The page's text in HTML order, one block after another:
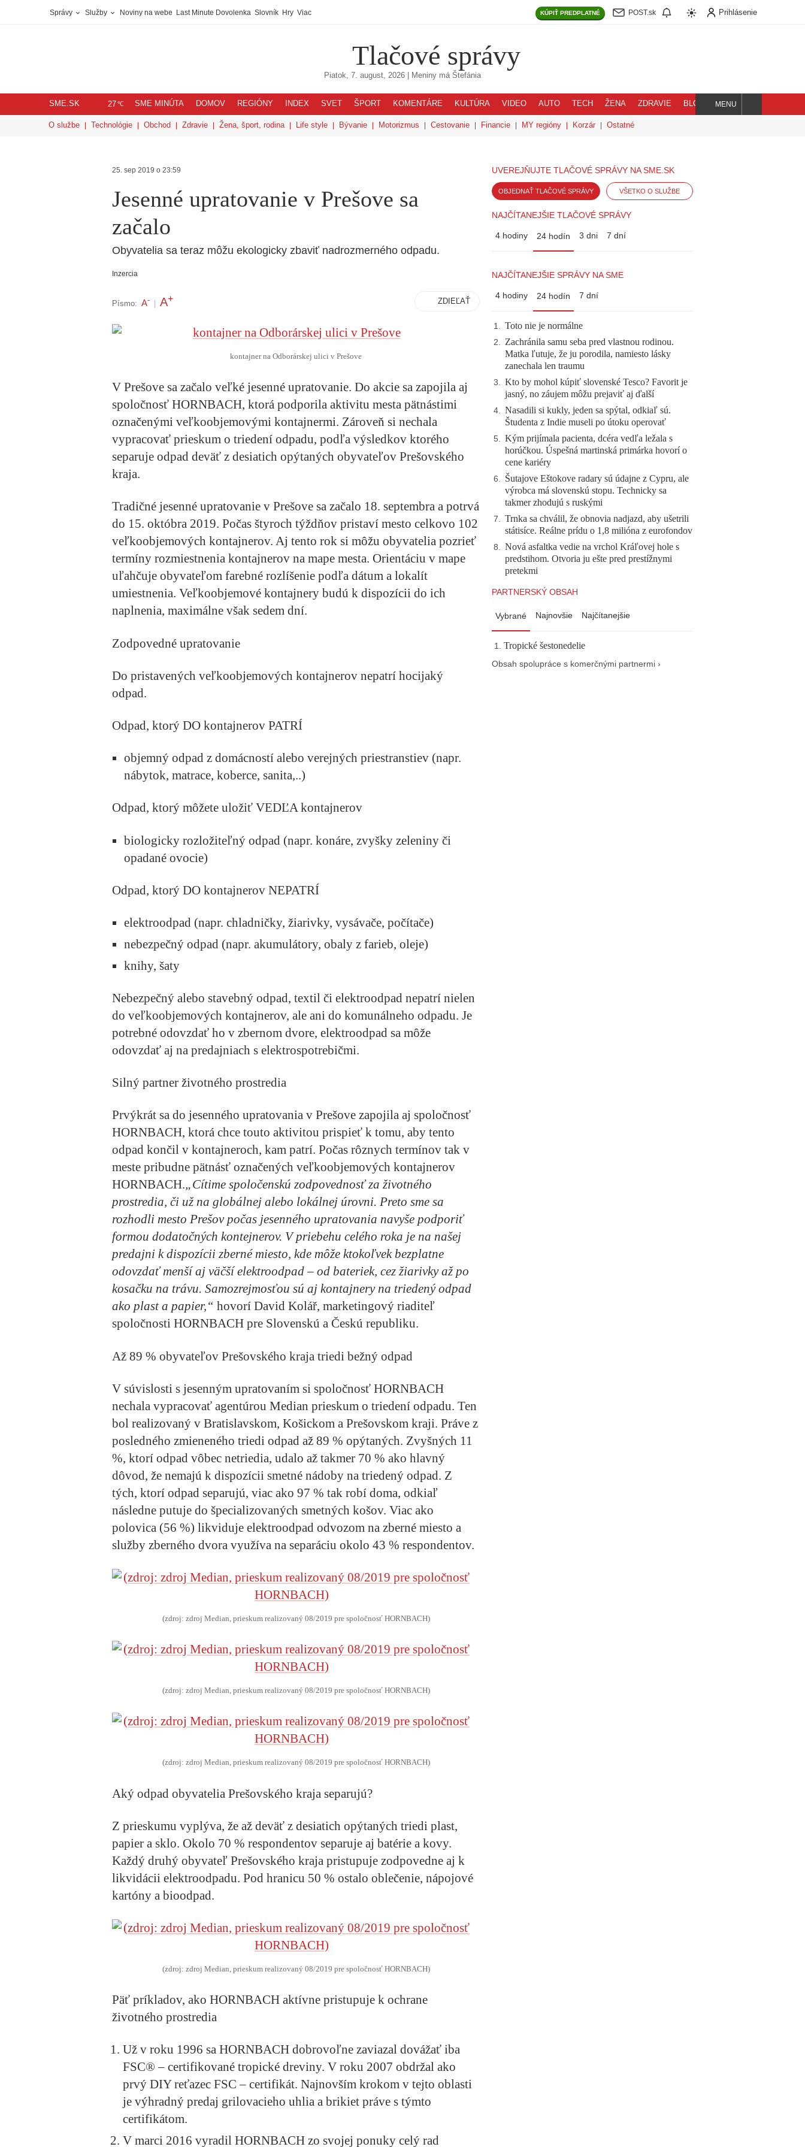
Správy Služby Noviny na webe Last Minute Dovolenka Slovník Hry Viac KÚPIŤ PREDPLATNÉ POST.sk Prihlásenie
Tlačové správy
Piatok, 7. august, 2026 | Meniny má Štefánia
SME.SK 27℃ SME MINÚTA DOMOV REGIÓNY INDEX SVET ŠPORT KOMENTÁRE KULTÚRA VIDEO AUTO TECH ŽENA ZDRAVIE BLOG
Hľadaj
MENU
O službe Technológie Obchod Zdravie Žena, šport, rodina Life style Bývanie Motorizmus Cestovanie Financie MY regióny Korzár Ostatné
25. sep 2019 o 23:59
Jesenné upratovanie v Prešove sa
začalo
Obyvatelia sa teraz môžu ekologicky zbaviť nadrozmerného odpadu.
Inzercia
Písmo: A- A+ ZDIEĽAŤ
kontajner na Odborárskej ulici v Prešove
V Prešove sa začalo veľké jesenné upratovanie. Do akcie sa zapojila aj
spoločnosť HORNBACH, ktorá podporila aktivitu mesta pätnástimi
označenými veľkoobjemovými kontajnermi. Zároveň si nechala
vypracovať prieskum o triedení odpadu, podľa výsledkov ktorého
separuje odpad deväť z desiatich opýtaných obyvateľov Prešovského
kraja.
Tradičné jesenné upratovanie v Prešove sa začalo 18. septembra a potrvá
do 15. októbra 2019. Počas štyroch týždňov pristaví mesto celkovo 102
veľkoobjemových kontajnerov. Aj tento rok si môžu obyvatelia pozrieť
termíny rozmiestnenia kontajnerov na mape mesta. Orientáciu v mape
uľahčuje obyvateľom farebné rozlíšenie podľa dátum a lokalít
umiestnenia. Veľkoobjemové kontajnery budú k dispozícii do ich
naplnenia, maximálne však sedem dní.
Zodpovedné upratovanie
Do pristavených veľkoobjemových kontajnerov nepatrí hocijaký
odpad.
Odpad, ktorý DO kontajnerov PATRÍ
objemný odpad z domácností alebo verejných priestranstiev (napr.
nábytok, matrace, koberce, sanita,..)
Odpad, ktorý môžete uložiť VEDĽA kontajnerov
biologicky rozložiteľný odpad (napr. konáre, zvyšky zeleniny či
opadané ovocie)
Odpad, ktorý DO kontajnerov NEPATRÍ
elektroodpad (napr. chladničky, žiarivky, vysávače, počítače)
nebezpečný odpad (napr. akumulátory, obaly z farieb, oleje)
knihy, šaty
Nebezpečný alebo stavebný odpad, textil či elektroodpad nepatrí nielen
do veľkoobjemových kontajnerov, ale ani do komunálneho odpadu. Je
potrebné odovzdať ho v zbernom dvore, elektroodpad sa môže
odovzdať aj na predajniach s elektrospotrebičmi.
Silný partner životného prostredia
Prvýkrát sa do jesenného upratovania v Prešove zapojila aj spoločnosť
HORNBACH, ktorá chce touto aktivitou prispieť k tomu, aby tento
odpad končil v kontajneroch, kam patrí. Počas rôznych termínov tak v
meste pribudne pätnásť označených veľkoobjemových kontajnerov
HORNBACH.„Cítime spoločenskú zodpovednosť za životného
prostredia, či už na globálnej alebo lokálnej úrovni. Preto sme sa
rozhodli mesto Prešov počas jesenného upratovania navyše podporiť
formou dodatočných kontejnerov. V priebehu celého roka je na našej
predajni k dispozícii zberné miesto, kde môže ktokoľvek bezplatne
odovzdať menší aj väčší elektroodpad – od bateriek, cez žiarivky až po
kosačku na trávu. Samozrejmosťou sú aj kontajnery na triedený odpad
ako plast a papier,“ hovorí David Kolář, marketingový riaditeľ
spoločnosti HORNBACH pre Slovenskú a Českú republiku.
Až 89 % obyvateľov Prešovského kraja triedi bežný odpad
V súvislosti s jesenným upratovaním si spoločnosť HORNBACH
nechala vypracovať agentúrou Median prieskum o triedení odpadu. Ten
bol realizovaný v Bratislavskom, Košickom a Prešovskom kraji. Práve z
posledného zmieneného triedi odpad až 89 % opýtaných. Zvyšných 11
%, ktorí odpad vôbec netriedia, udalo až takmer 70 % ako hlavný
dôvod, že nemajú k dispozícii smetné nádoby na triedený odpad. Z
tých, ktorí odpad separujú, viac ako 97 % tak robí doma, odkiaľ
následne putuje do špecializovaných smetných košov. Viac ako
polovica (56 %) likviduje elektroodpad odvozom na zberné miesto a
služby zberného dvora využíva na separáciu okolo 43 % respondentov.
(zdroj: zdroj Median, prieskum realizovaný 08/2019 pre spoločnosť HORNBACH)
(zdroj: zdroj Median, prieskum realizovaný 08/2019 pre spoločnosť HORNBACH)
(zdroj: zdroj Median, prieskum realizovaný 08/2019 pre spoločnosť HORNBACH)
Aký odpad obyvatelia Prešovského kraja separujú?
Z prieskumu vyplýva, že až deväť z desiatich opýtaných triedi plast,
papier a sklo. Okolo 70 % respondentov separuje aj batérie a kovy.
Každý druhý obyvateľ Prešovského kraja pristupuje zodpovedne aj k
likvidácii elektroodpadu. Pod hranicu 50 % ostalo oblečenie, nápojové
kartóny a bioodpad.
(zdroj: zdroj Median, prieskum realizovaný 08/2019 pre spoločnosť HORNBACH)
Päť príkladov, ako HORNBACH aktívne pristupuje k ochrane
životného prostredia
Už v roku 1996 sa HORNBACH dobrovoľne zaviazal dovážať iba
FSC® – certifikované tropické dreviny. V roku 2007 obdržal ako
prvý DIY reťazec FSC – certifikát. Najnovším krokom v tejto oblasti
je výhradný predaj grilovacieho uhlia a brikiet práve s týmto
certifikátom.
V marci 2016 vyradil HORNBACH zo svojej ponuky celý rad
UVEREJŇUJTE TLAČOVÉ SPRÁVY NA SME.SK
OBJEDNAŤ TLAČOVÉ SPRÁVY VŠETKO O SLUŽBE
NAJČÍTANEJŠIE TLAČOVÉ SPRÁVY
4 hodiny 24 hodín 3 dni 7 dní
NAJČÍTANEJŠIE SPRÁVY NA SME
4 hodiny 24 hodín 7 dní
1. Toto nie je normálne
2. Zachránila samu seba pred vlastnou rodinou.
Matka ľutuje, že ju porodila, namiesto lásky
zanechala len traumu
3. Kto by mohol kúpiť slovenské Tesco? Favorit je
jasný, no záujem môžu prejaviť aj ďalší
4. Nasadili si kukly, jeden sa spýtal, odkiaľ sú.
Študenta z Indie museli po útoku operovať
5. Kým prijímala pacienta, dcéra vedľa ležala s
horúčkou. Úspešná martinská primárka hovorí o
cene kariéry
6. Šutajove Eštokove radary sú údajne z Cypru, ale
výrobca má slovenskú stopu. Technicky sa
takmer zhodujú s ruskými
7. Trnka sa chválil, že obnovia nadjazd, aby ušetrili
státisíce. Reálne prídu o 1,8 milióna z eurofondov
8. Nová asfaltka vedie na vrchol Kráľovej hole s
predstihom. Otvoria ju ešte pred prestížnymi
pretekmi
PARTNERSKÝ OBSAH
Vybrané Najnovšie Najčítanejšie
Tropické šestonedelie
Obsah spolupráce s komerčnými partnermi ›